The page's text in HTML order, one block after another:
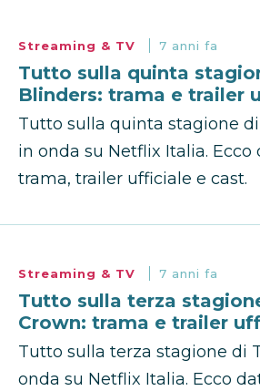
Streaming & TV 7 anni fa
Tutto sulla quinta
Blinders: trama e trailer
Tutto sulla quinta stagione
in onda su Netflix Italia. Ecco
trama, trailer ufficiale e cast.
Streaming & TV 7 anni fa
Tutto sulla terza
Crown: trama e trailer
Tutto sulla terza stagione di
onda su Netflix Italia. Ecco